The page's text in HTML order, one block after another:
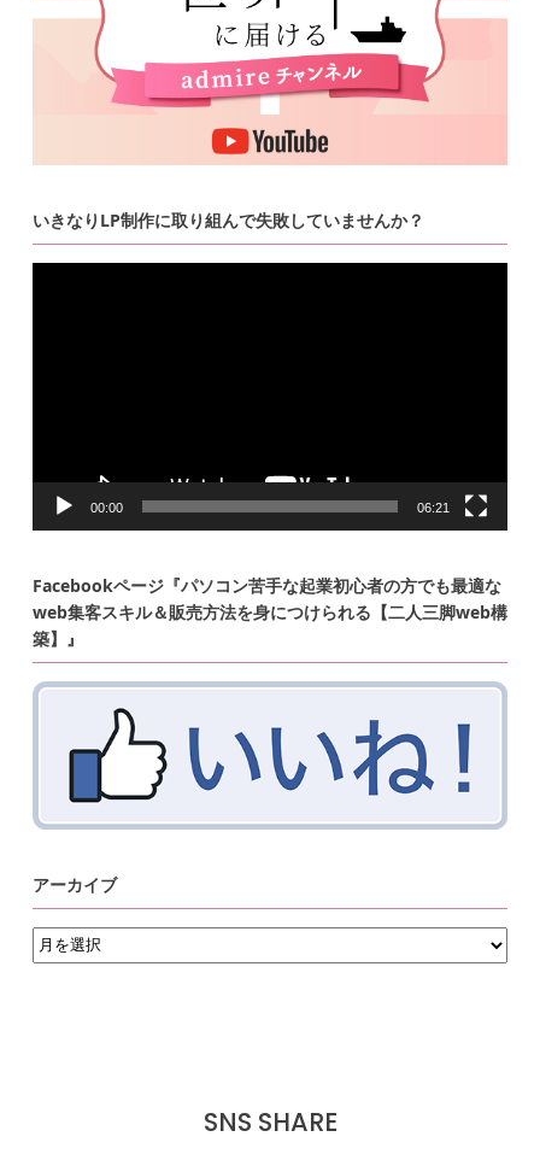
いきなりLP制作に取り組んで失敗していませんか？
動
00:00 06:21
Facebookページ『パソコン苦手な起業初心者の方でも最適な
web集客スキル＆販売方法を身につけられる【二人三脚web構
築】』
アーカイブ
ア
ー
カ
SNS SHARE